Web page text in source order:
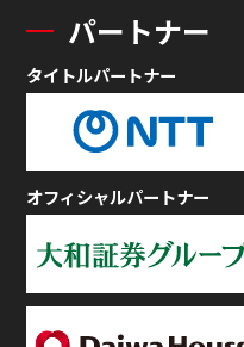
パートナー
タイトルパートナー
オフィシャルパートナー